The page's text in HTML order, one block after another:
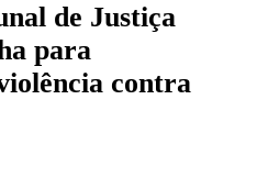
de Justiça
para
contra